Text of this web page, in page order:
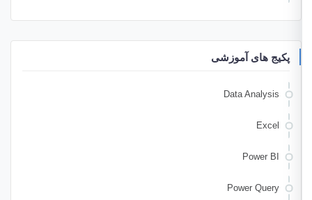
پکیج های آموزشی
Data Analysis
Excel
Power BI
Power Query